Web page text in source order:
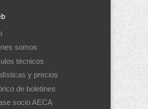
somos
técnicos
y precios
de boletines
socio AECA